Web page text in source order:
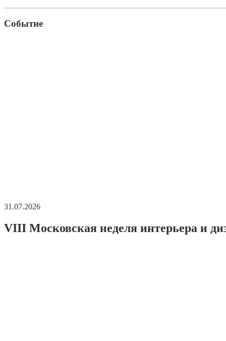
Событие
31.07.2026
VIII Московская неделя интерьера и